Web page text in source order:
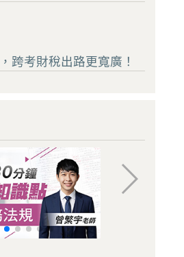
跨考財稅出路更寬廣！